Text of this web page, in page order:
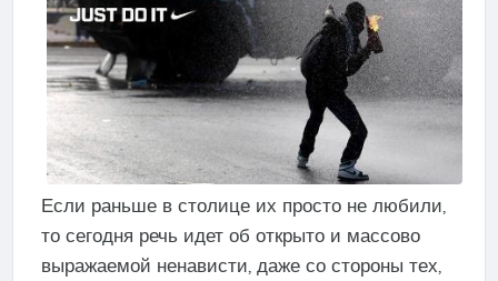
Если раньше в столице их просто не любили,
то сегодня речь идет об открыто и массово
выражаемой ненависти, даже со стороны тех,